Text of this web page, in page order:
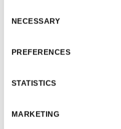
Selection
NECESSARY
PREFERENCES
STATISTICS
MARKETING